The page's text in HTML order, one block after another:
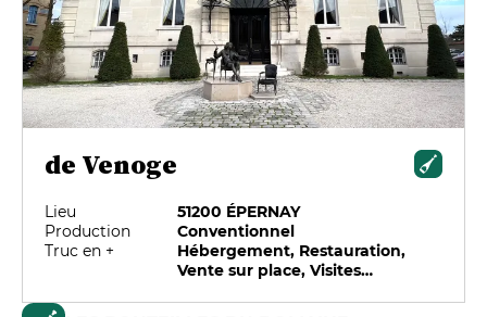
de Venoge
Lieu
51200 ÉPERNAY
Production
Conventionnel
Truc en +
Hébergement, Restauration,
Vente sur place, Visites